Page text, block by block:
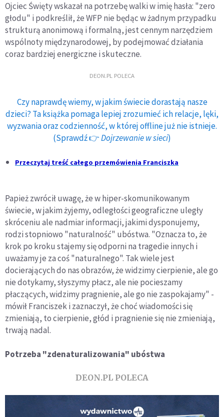
Ojciec Święty wskazał na potrzebę walki w imię hasła: "zero
głodu" i podkreślił, że WFP nie będąc w żadnym przypadku
strukturą anonimową i formalną, jest cennym narzędziem
wspólnoty międzynarodowej, by podejmować działania
coraz bardziej energiczne i skuteczne.
DEON.PL POLECA
Czy naprawdę wiemy, w jakim świecie dorastają nasze
dzieci? Ta książka pomaga lepiej zrozumieć ich relacje, lęki,
wyzwania oraz codzienność, w której offline już nie istnieje.
(Sprawdź 👉Dojrzewanie w sieci)
Przeczytaj treść całego przemówienia Franciszka
Papież zwrócił uwagę, że w hiper-skomunikowanym
świecie, w jakim żyjemy, odległości geograficzne uległy
skróceniu ale nadmiar informacji, jakimi dysponujemy,
rodzi stopniowo "naturalność" ubóstwa. "Oznacza to, że
krok po kroku stajemy się odporni na tragedie innych i
uważamy je za coś "naturalnego". Tak wiele jest
docierających do nas obrazów, że widzimy cierpienie, ale go
nie dotykamy, słyszymy płacz, ale nie pocieszamy
płaczących, widzimy pragnienie, ale go nie zaspokajamy" -
mówił Franciszek i zaznaczył, że choć wiadomości się
zmieniają, to cierpienie, głód i pragnienie się nie zmieniają,
trwają nadal.
Potrzeba "zdenaturalizowania" ubóstwa
DEON.PL POLECA